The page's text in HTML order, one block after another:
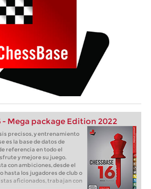
- Mega package Edition 2022
precisos, y entrenamiento
es la base de datos de
referencia en todo el
y mejore su juego.
con ambiciones, desde el
hasta los jugadores de club o
aficionados, trabajan con